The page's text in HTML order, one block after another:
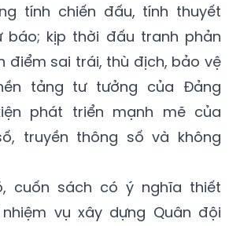
tính chiến đấu, tính thuyết
báo; kịp thời đấu tranh phản
điểm sai trái, thù địch, bảo vệ
tảng tư tưởng của Đảng
phát triển mạnh mẽ của
truyền thông số và không
cuốn sách có ý nghĩa thiết
vụ xây dựng Quân đội